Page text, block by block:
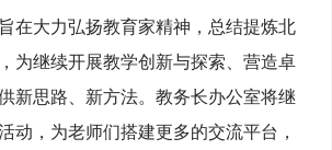
在大力弘扬教育家精神，总结提炼北
为继续开展教学创新与探索、营造卓
新思路、新方法。教务长办公室将继
动，为老师们搭建更多的交流平台，